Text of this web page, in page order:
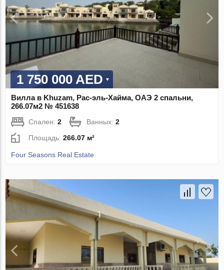
1 750 000 AED
Вилла в Khuzam, Рас-эль-Хайма, ОАЭ 2 спальни,
266.07м2 № 451638
Спален:2 Ванных:2
Площадь:266.07 м²
Four Seasons Real Estate